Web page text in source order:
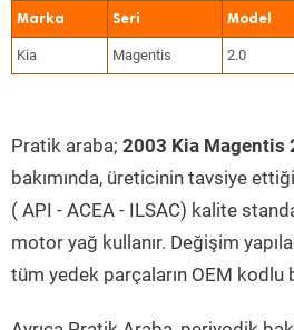
Marka Seri Model
Kia Magentis 2.0
Pratik araba; 2003 Kia Magentis
bakımında, üreticinin tavsiye
( API - ACEA - ILSAC) kalite
motor yağ kullanır. Değişim
tüm yedek parçaların OEM kodlu